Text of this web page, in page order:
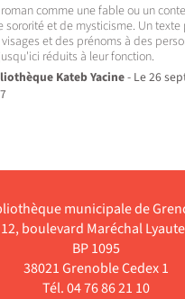
comme une fable ou un
sororité et de mysticisme. Un texte
et des prénoms à des
réduits à leur fonction.
Kateb Yacine- Le 26
municipale de
12, boulevard Maréchal
BP 1095
38021 Grenoble Cedex 1
Tél. 04 76 86 21 10